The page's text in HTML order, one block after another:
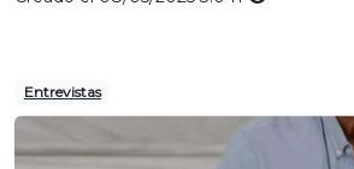
Entrevistas